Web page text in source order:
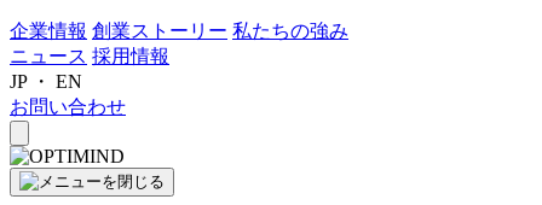
企業情報 創業ストーリー 私たちの強み
ニュース 採用情報
JP
・ EN
お問い合わせ